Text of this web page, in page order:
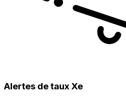
Alertes de taux Xe